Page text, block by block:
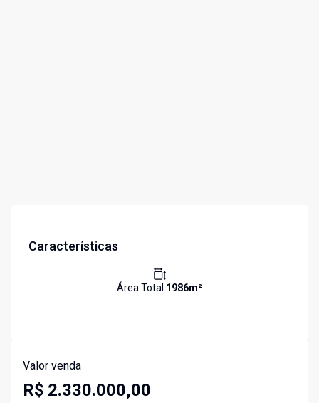
Características
Área Total 1986m²
Valor venda
R$ 2.330.000,00